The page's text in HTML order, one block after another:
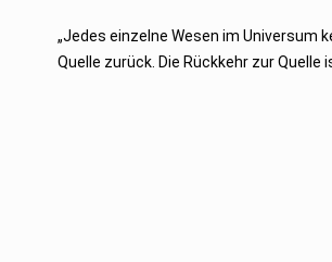
M
i
„Jedes einzelne Wesen im Universum
Quelle zurück. Die Rückkehr zur Quelle